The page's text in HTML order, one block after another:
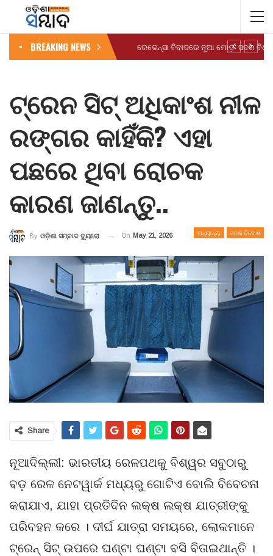
BREAKING NEWS
ଟ୍ରେନ ସିଟ୍ ଅଧିକାଂଶ ନୀଳ
ରଙ୍ଗର କାହିଁକି? ଏହା
ପଛରେ ଥିବା ରୋଚକ
କାରଣ ଜାଣନ୍ତୁ..
ଅନ୍ୟାନ୍ୟ ଦେଶ ବିଦେଶ
By ଓଡ଼ିଶା ସମ୍ବାଦ ବ୍ୟୁରୋ On May 21, 2026
Share
ନୂଆଦିଲ୍ଲୀ: ଭାରତୀୟ ରେଳପଥକୁ ବିଶ୍ୱର ସବୁଠାରୁ
ବଡ଼ ରେଳ ନେଟୱାର୍କ ମଧ୍ୟରୁ ଗୋଟିଏ ବୋଲି ବିବେଚନା
କରାଯାଏ, ଯାହା ପ୍ରତିଦିନ ଲକ୍ଷ ଲକ୍ଷ ଯାତ୍ରୀଙ୍କୁ
ପରିବହନ କରେ । ଦୀର୍ଘ ଯାତ୍ରା ସମୟରେ, ଲୋକମାନେ
ଟ୍ରେନ୍ ସିଟ୍ ଉପରେ ଘଣ୍ଟା ଘଣ୍ଟା ବସି ବିତାଇଥାନ୍ତି ।